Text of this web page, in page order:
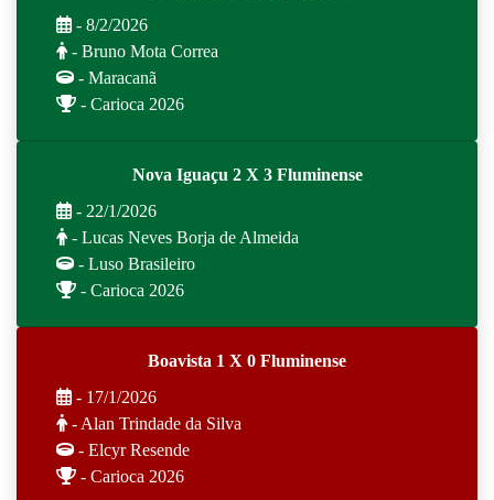
- 8/2/2026
- Bruno Mota Correa
- Maracanã
- Carioca 2026
Nova Iguaçu 2 X 3 Fluminense
- 22/1/2026
- Lucas Neves Borja de Almeida
- Luso Brasileiro
- Carioca 2026
Boavista 1 X 0 Fluminense
- 17/1/2026
- Alan Trindade da Silva
- Elcyr Resende
- Carioca 2026